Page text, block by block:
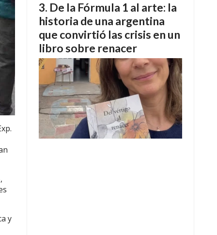
y
De la Fórmula 1 al arte: la
historia de una argentina
que convirtió las crisis en un
libro sobre renacer